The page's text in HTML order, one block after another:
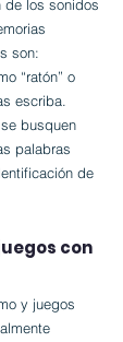
de los sonidos
son:
“ratón” o
escriba.
busquen
palabras
de
con
y juegos